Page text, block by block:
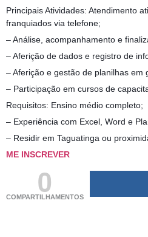
Principais Atividades: Atendimento
franquiados via telefone;
– Análise, acompanhamento e
– Aferição de dados e registro de
– Aferição e gestão de planilhas em
– Participação em cursos de
Requisitos: Ensino médio completo;
– Experiência com Excel, Word e
– Residir em Taguatinga ou
ME INSCREVER
0
COMPARTILHAMENTOS